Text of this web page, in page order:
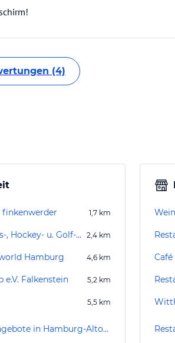
(4)
1,7 km
Großflottbeker Tennis-, Hockey- u. Golf-Club e.V. 2,4 km
Hamburg 4,6 km
e.V. Falkenstein 5,2 km
5,5 km
Sport- und Freizeitangebote in Hamburg-Altona